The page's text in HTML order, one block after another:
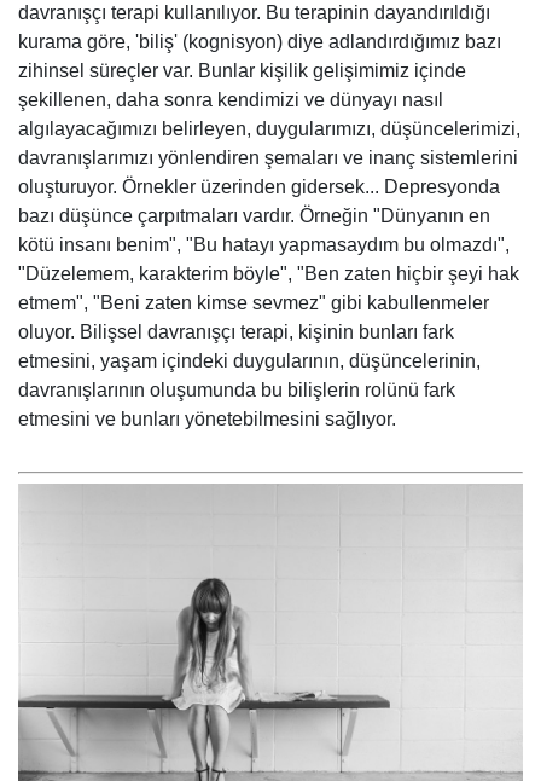
davranışçı terapi kullanılıyor. Bu terapinin dayandırıldığı
kurama göre, 'biliş' (kognisyon) diye adlandırdığımız bazı
zihinsel süreçler var. Bunlar kişilik gelişimimiz içinde
şekillenen, daha sonra kendimizi ve dünyayı nasıl
algılayacağımızı belirleyen, duygularımızı, düşüncelerimizi,
davranışlarımızı yönlendiren şemaları ve inanç sistemlerini
oluşturuyor. Örnekler üzerinden gidersek... Depresyonda
bazı düşünce çarpıtmaları vardır. Örneğin "Dünyanın en
kötü insanı benim", "Bu hatayı yapmasaydım bu olmazdı",
"Düzelemem, karakterim böyle", "Ben zaten hiçbir şeyi hak
etmem", "Beni zaten kimse sevmez" gibi kabullenmeler
oluyor. Bilişsel davranışçı terapi, kişinin bunları fark
etmesini, yaşam içindeki duygularının, düşüncelerinin,
davranışlarının oluşumunda bu bilişlerin rolünü fark
etmesini ve bunları yönetebilmesini sağlıyor.